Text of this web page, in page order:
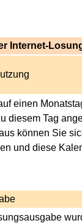
Internet-
einen
diesem Tag
können Sie
und diese